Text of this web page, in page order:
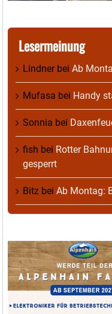
Lesermeinung
Lindnerbei Ab
Mufasa bei Handy
Sonnia bei
fish bei Rotter
gesperrt
Bitz bei Ab Montag: